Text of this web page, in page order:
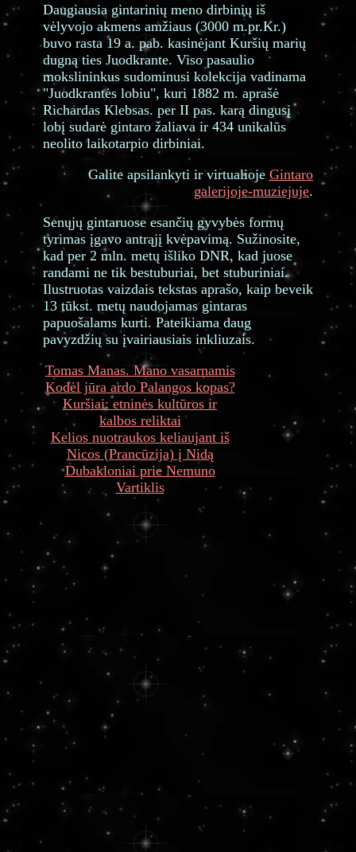
Daugiausia gintarinių meno dirbinių iš
vėlyvojo akmens amžiaus (3000 m.pr.Kr.)
buvo rasta 19 a. pab. kasinėjant Kuršių marių
dugną ties Juodkrante. Viso pasaulio
mokslininkus sudominusi kolekcija vadinama
"Juodkrantės lobiu", kuri 1882 m. aprašė
Richardas Klebsas. per II pas. karą dingusį
lobį sudarė gintaro žaliava ir 434 unikalūs
neolito laikotarpio dirbiniai.
Galite apsilankyti ir virtualioje Gintaro
galerijoje-muziejuje.
Senųjų gintaruose esančių gyvybės formų
tyrimas įgavo antrąjį kvėpavimą. Sužinosite,
kad per 2 mln. metų išliko DNR, kad juose
randami ne tik bestuburiai, bet stuburiniai.
Ilustruotas vaizdais tekstas aprašo, kaip beveik
13 tūkst. metų naudojamas gintaras
papuošalams kurti. Pateikiama daug
pavyzdžių su įvairiausiais inkliuzais.
Tomas Manas. Mano vasarnamis
Kodėl jūra ardo Palangos kopas?
Kuršiai: etninės kultūros ir
kalbos reliktai
Kelios nuotraukos keliaujant iš
Nicos (Prancūzija) į Nidą
Dubakloniai prie Nemuno
Vartiklis